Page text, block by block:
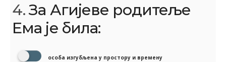
4.За Агијеве родитеље
Ема је била:
особа изгубљена у простору и времену